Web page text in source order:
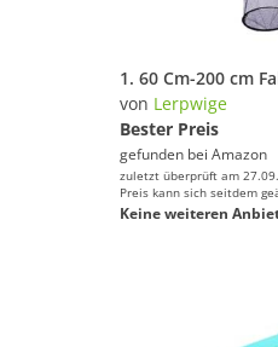
von Lerpwige
Bester Preis
gefunden bei Amazon
zuletzt überprüft am
Preis kann sich seitdem
Keine weiteren